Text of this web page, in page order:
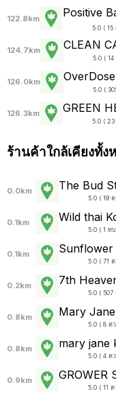
122.8km Positive
5.0 ( 15
124.7km CLEAN
5.0 (
126.0km
5.0 (
126.3km GREEN
5.0 (
ร้านค้าใกล้เคียงทั้ง
0.0km The Bud
5.0 ( 19
0.1km Wild thai
5.0 ( 1 ท
0.1km Sunflower
5.0 ( 71
0.2km 7th
5.0 ( 507
0.8km Mary
5.0 ( 8 ค
0.8km mary jane
5.0 ( 4 ค
0.9km GROWER
5.0 ( 11